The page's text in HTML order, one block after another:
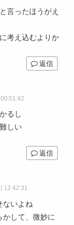
言ったほうがえ
考え込むよりか
返信
るし
しい
返信
12:42:31
ないよね
かして、微妙に